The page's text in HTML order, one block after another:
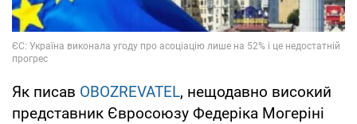
Як писав OBOZREVATEL, нещодавно високий
представник Євросоюзу Федеріка Могеріні